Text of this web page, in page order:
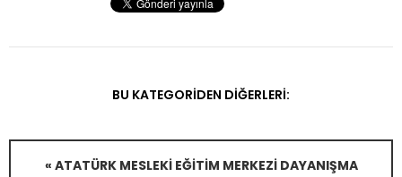
BU KATEGORIDEN DIĞERLERI:
« ATATÜRK MESLEKI EĞITIM MERKEZI DAYANIŞMA